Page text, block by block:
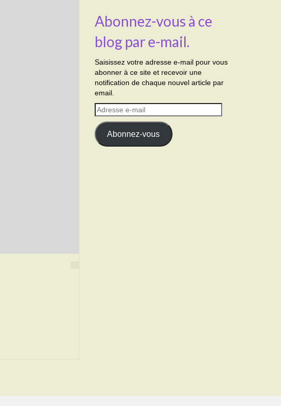
Abonnez-vous à ce
blog par e-mail.
Saisissez votre adresse e-mail pour vous
abonner à ce site et recevoir une
notification de chaque nouvel article par
email.
Adresse
e-
mail
Abonnez-vous